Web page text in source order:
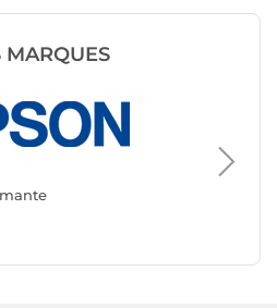
MARQUES
Canon